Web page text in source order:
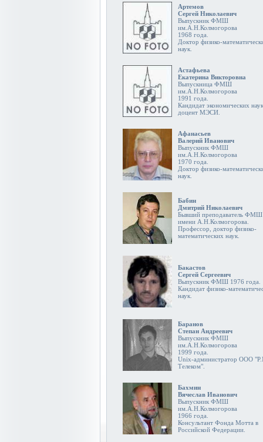
Артемов
Сергей Николаевич
Выпускник ФМШ
им.А.Н.Колмогорова
1968 года.
Доктор физико-
наук.
Астафьева
Екатерина Викторовна
Выпускница ФМШ
им.А.Н.Колмогорова
1991 года.
Кандидат экономических
доцент МЭСИ.
Афанасьев
Валерий Иванович
Выпускник ФМШ
им.А.Н.Колмогорова
1970 года.
Доктор физико-
наук.
Бабин
Дмитрий Николаевич
Бывший преподаватель ФМШ
имени А.Н.Колмогорова.
Профессор, доктор физико-
математических наук.
Бакастов
Сергей Сергеевич
Выпускник ФМШ 1976 года.
Кандидат физико-
наук.
Баранов
Степан Андреевич
Выпускник ФМШ
им.А.Н.Колмогорова
1999 года.
Unix-администратор ООО
Телеком".
Бахмин
Вячеслав Иванович
Выпускник ФМШ
им.А.Н.Колмогорова
1966 года.
Консультант Фонда Мотта в
Российской Федерации.